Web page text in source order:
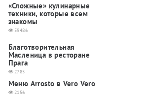
«Сложные» кулинарные
техники, которые всем
знакомы
59486
Благотворительная
Масленица в ресторане
Прага
2785
Меню Arrosto в Vero Vero
2156